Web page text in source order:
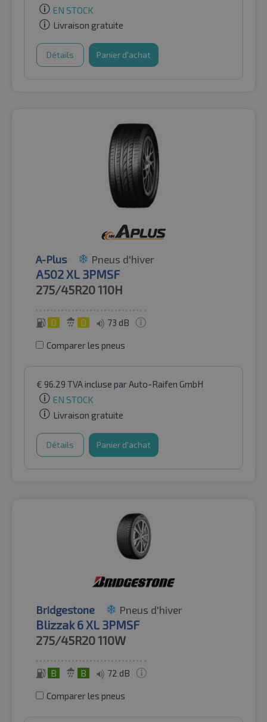
EN STOCK
Livraison gratuite
Détails Panier d'achat
A-Plus Pneus d'hiver
A502 XL 3PMSF
275/45R20110H
D D 73 dB
Comparer les pneus
€ 96.29 TVA incluse par Auto-Raifen GmbH
EN STOCK
Livraison gratuite
Détails Panier d'achat
Bridgestone Pneus d'hiver
Blizzak 6 XL 3PMSF
275/45R20110W
B B 72 dB
Comparer les pneus